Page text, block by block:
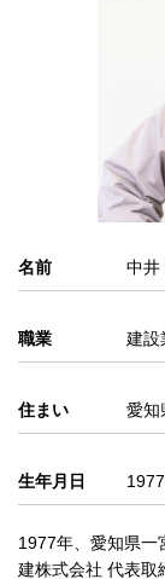
名前 中井
職業 建設
住まい 愛知
生年月日
1977年、愛知県一
建株式会社 代表取